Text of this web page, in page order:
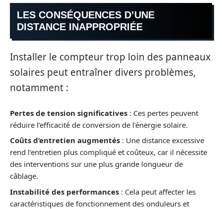
LES CONSÉQUENCES D’UNE
DISTANCE INAPPROPRIÉE
Installer le compteur trop loin des panneaux
solaires peut entraîner divers problèmes,
notamment :
Pertes de tension significatives : Ces pertes peuvent
réduire l’efficacité de conversion de l’énergie solaire.
Coûts d’entretien augmentés : Une distance excessive
rend l’entretien plus compliqué et coûteux, car il nécessite
des interventions sur une plus grande longueur de
câblage.
Instabilité des performances : Cela peut affecter les
caractéristiques de fonctionnement des onduleurs et